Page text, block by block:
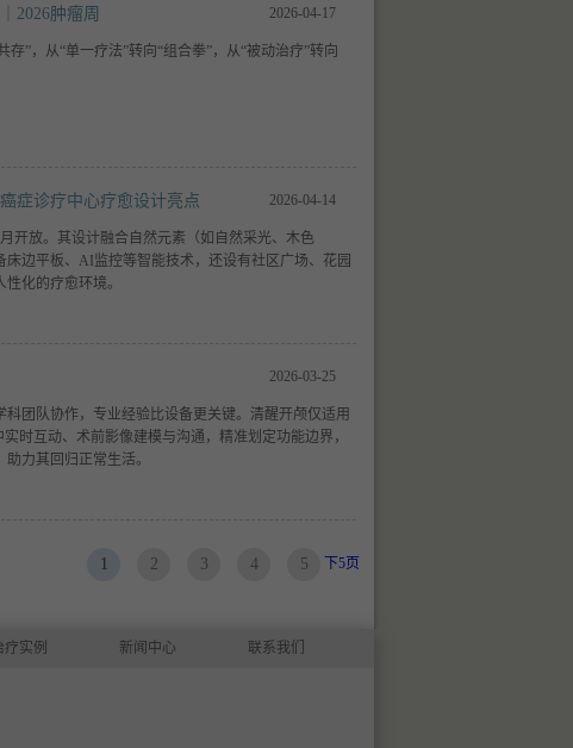
2026-04-17
2026肿瘤周
”，从“单一疗法”转向“组合拳”，从“被动治疗”转向
2026-04-14
症诊疗中心疗愈设计亮点
开放。其设计融合自然元素（如自然采光、木色
边平板、AI监控等智能技术，还设有社区广场、花园
化的疗愈环境。
2026-03-25
团队协作，专业经验比设备更关键。清醒开颅仅适用
时互动、术前影像建模与沟通，精准划定功能边界，
力其回归正常生活。
1 2 3 4 5 下5页
疗实例 新闻中心 联系我们